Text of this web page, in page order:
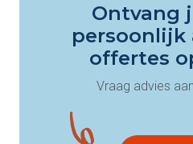
Ontvang
persoonlijk
offertes
Vraag advies